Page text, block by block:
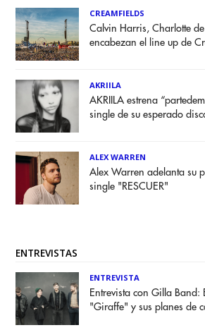
CREAMFIELDS
Calvin Harris, Charlotte
encabezan el line up de
AKRIILA
AKRIILA estrena
single de su esperado
ALEX WARREN
Alex Warren adelanta su
single "RESCUER"
ENTREVISTAS
ENTREVISTA
Entrevista con Gilla Band:
"Giraffe" y sus planes de